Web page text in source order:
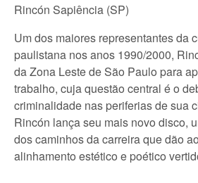
Rincón Sapiência (SP)
Um dos maiores representantes da
paulistana nos anos 1990/2000,
da Zona Leste de São Paulo para
trabalho, cuja questão central é o
criminalidade nas periferias de sua
Rincón lança seu mais novo disco,
dos caminhos da carreira que dão
alinhamento estético e poético